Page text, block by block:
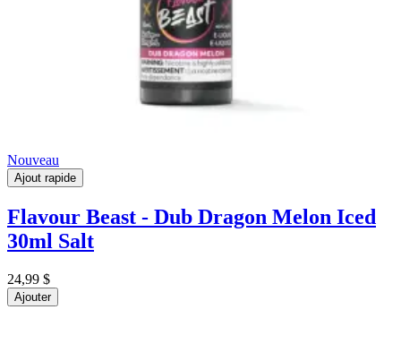
Nouveau
Ajout rapide
Flavour Beast - Dub Dragon Melon Iced
30ml Salt
24,99 $
Ajouter